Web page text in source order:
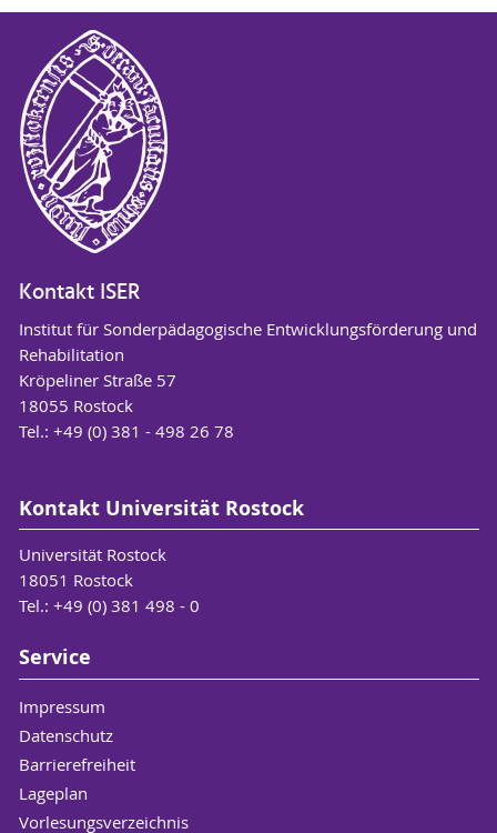
Kontakt ISER
Institut für Sonderpädagogische Entwicklungsförderung und
Rehabilitation
Kröpeliner Straße 57
18055 Rostock
Tel.: +49 (0) 381 - 498 26 78
Kontakt Universität Rostock
Universität Rostock
18051 Rostock
Tel.: +49 (0) 381 498 - 0
Service
Impressum
Datenschutz
Barrierefreiheit
Lageplan
Vorlesungsverzeichnis